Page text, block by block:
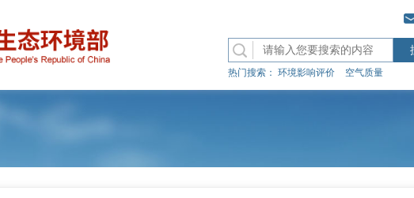
热门搜索： 环境影响评价 空气质量